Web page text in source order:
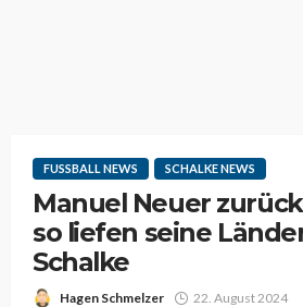
FUSSBALL NEWS SCHALKE NEWS
Manuel Neuer
so liefen seine
Schalke
Hagen Schmelzer 22. August 2024